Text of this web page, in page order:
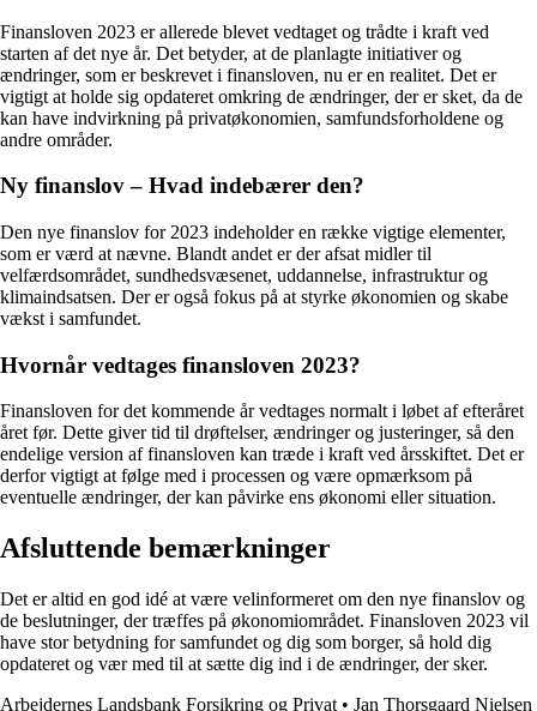
Finansloven 2023 er allerede blevet vedtaget og trådte i kraft ved
starten af det nye år. Det betyder, at de planlagte initiativer og
ændringer, som er beskrevet i finansloven, nu er en realitet. Det er
vigtigt at holde sig opdateret omkring de ændringer, der er sket, da de
kan have indvirkning på privatøkonomien, samfundsforholdene og
andre områder.
Ny finanslov – Hvad indebærer den?
Den nye finanslov for 2023 indeholder en række vigtige elementer,
som er værd at nævne. Blandt andet er der afsat midler til
velfærdsområdet, sundhedsvæsenet, uddannelse, infrastruktur og
klimaindsatsen. Der er også fokus på at styrke økonomien og skabe
vækst i samfundet.
Hvornår vedtages finansloven 2023?
Finansloven for det kommende år vedtages normalt i løbet af efteråret
året før. Dette giver tid til drøftelser, ændringer og justeringer, så den
endelige version af finansloven kan træde i kraft ved årsskiftet. Det er
derfor vigtigt at følge med i processen og være opmærksom på
eventuelle ændringer, der kan påvirke ens økonomi eller situation.
Afsluttende bemærkninger
Det er altid en god idé at være velinformeret om den nye finanslov og
de beslutninger, der træffes på økonomiområdet. Finansloven 2023 vil
have stor betydning for samfundet og dig som borger, så hold dig
opdateret og vær med til at sætte dig ind i de ændringer, der sker.
Arbejdernes Landsbank Forsikring og Privat • Jan Thorsgaard Nielsen